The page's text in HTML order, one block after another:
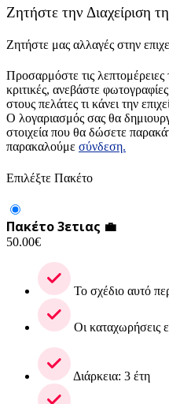
Ζητήστε την Διαχείριση
Ζητήστε μας αλλαγές στην
Προσαρμόστε τις
κριτικές, ανεβάστε
στους πελάτες τι κάνει την
Ο λογαριασμός σας θα
στοιχεία που θα δώσετε
παρακαλούμε σύνδεση.
Επιλέξτε Πακέτο
Πακέτο 3ετιας 💼
50.00€
Το σχέδιο αυτό
Οι καταχωρήσεις
Διάρκεια: 3 έτη